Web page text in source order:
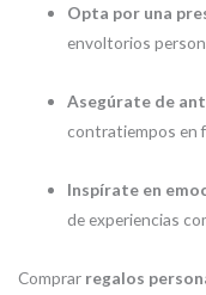
Opta por una
envoltorios
Asegúrate de
contratiempos en
Inspírate en
de experiencias
Comprar regalos